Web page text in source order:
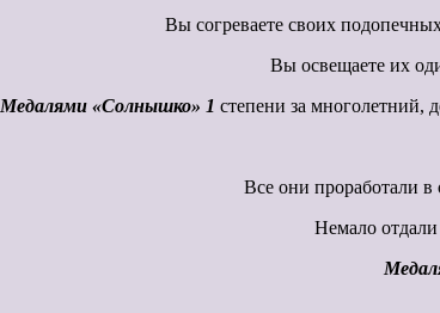
Вы согреваете своих
Вы освещаете их
Медалями «Солнышко» 1 степени за многолетний,
Все они проработали в
Немало